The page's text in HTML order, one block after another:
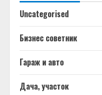
Uncategorised
Бизнес советник
Гараж и авто
Дача, участок